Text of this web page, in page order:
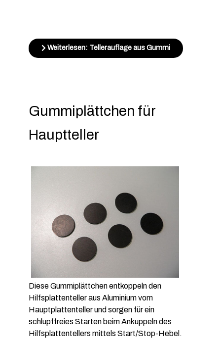
Weiterlesen: Tellerauflage aus Gummi
Gummiplättchen für
Hauptteller
Diese Gummiplättchen entkoppeln den
Hilfsplattenteller aus Aluminium vom
Hauptplattenteller und sorgen für ein
schlupffreies Starten beim Ankuppeln des
Hilfsplattentellers mittels Start/Stop-Hebel.